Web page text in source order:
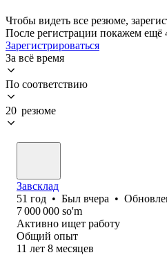
Чтобы видеть все резюме,
После регистрации покажем ещё
Зарегистрироваться
За всё время
По соответствию
20 резюме
Завсклад
51 год • Был вчера •
7 000 000 so'm
Активно ищет работу
Общий опыт
11 лет 8 месяцев